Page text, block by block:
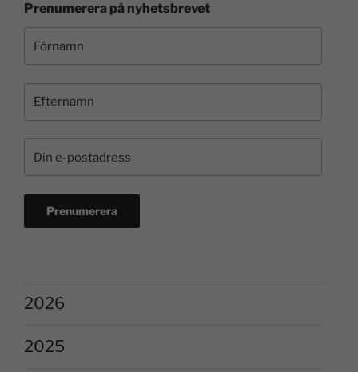
Prenumerera på nyhetsbrevet
2026
2025